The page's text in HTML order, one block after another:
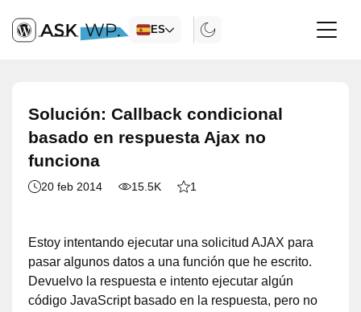
ES
Solución: Callback condicional
basado en respuesta Ajax no
funciona
20 feb 2014 15.5K 1
Estoy intentando ejecutar una solicitud AJAX para
pasar algunos datos a una función que he escrito.
Devuelvo la respuesta e intento ejecutar algún
código JavaScript basado en la respuesta, pero no